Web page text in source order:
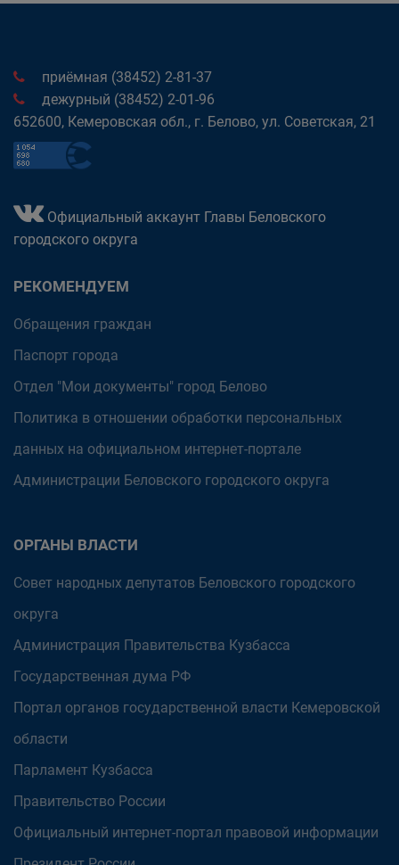
приёмная (38452) 2-81-37
дежурный (38452) 2-01-96
652600, Кемеровская обл., г. Белово, ул. Советская, 21
Официальный аккаунт Главы Беловского
городского округа
РЕКОМЕНДУЕМ
Обращения граждан
Паспорт города
Отдел "Мои документы" город Белово
Политика в отношении обработки персональных
данных на официальном интернет-портале
Администрации Беловского городского округа
ОРГАНЫ ВЛАСТИ
Совет народных депутатов Беловского городского
округа
Администрация Правительства Кузбасса
Государственная дума РФ
Портал органов государственной власти Кемеровской
области
Парламент Кузбасса
Правительство России
Официальный интернет-портал правовой информации